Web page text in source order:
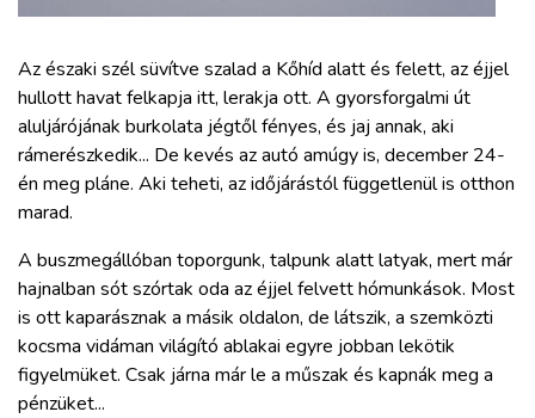
BLOG
ARCHÍVUM
WEBSHOP
BELÉPÉS
REGISZTRÁCIÓ
Az északi szél süvítve szalad a Kőhíd alatt és felett, az éjjel
hullott havat felkapja itt, lerakja ott. A gyorsforgalmi út
aluljárójának burkolata jégtől fényes, és jaj annak, aki
rámerészkedik... De kevés az autó amúgy is, december 24-
én meg pláne. Aki teheti, az időjárástól függetlenül is otthon
marad.
A buszmegállóban toporgunk, talpunk alatt latyak, mert már
hajnalban sót szórtak oda az éjjel felvett hómunkások. Most
is ott kaparásznak a másik oldalon, de látszik, a szemközti
kocsma vidáman világító ablakai egyre jobban lekötik
figyelmüket. Csak járna már le a műszak és kapnák meg a
pénzüket...